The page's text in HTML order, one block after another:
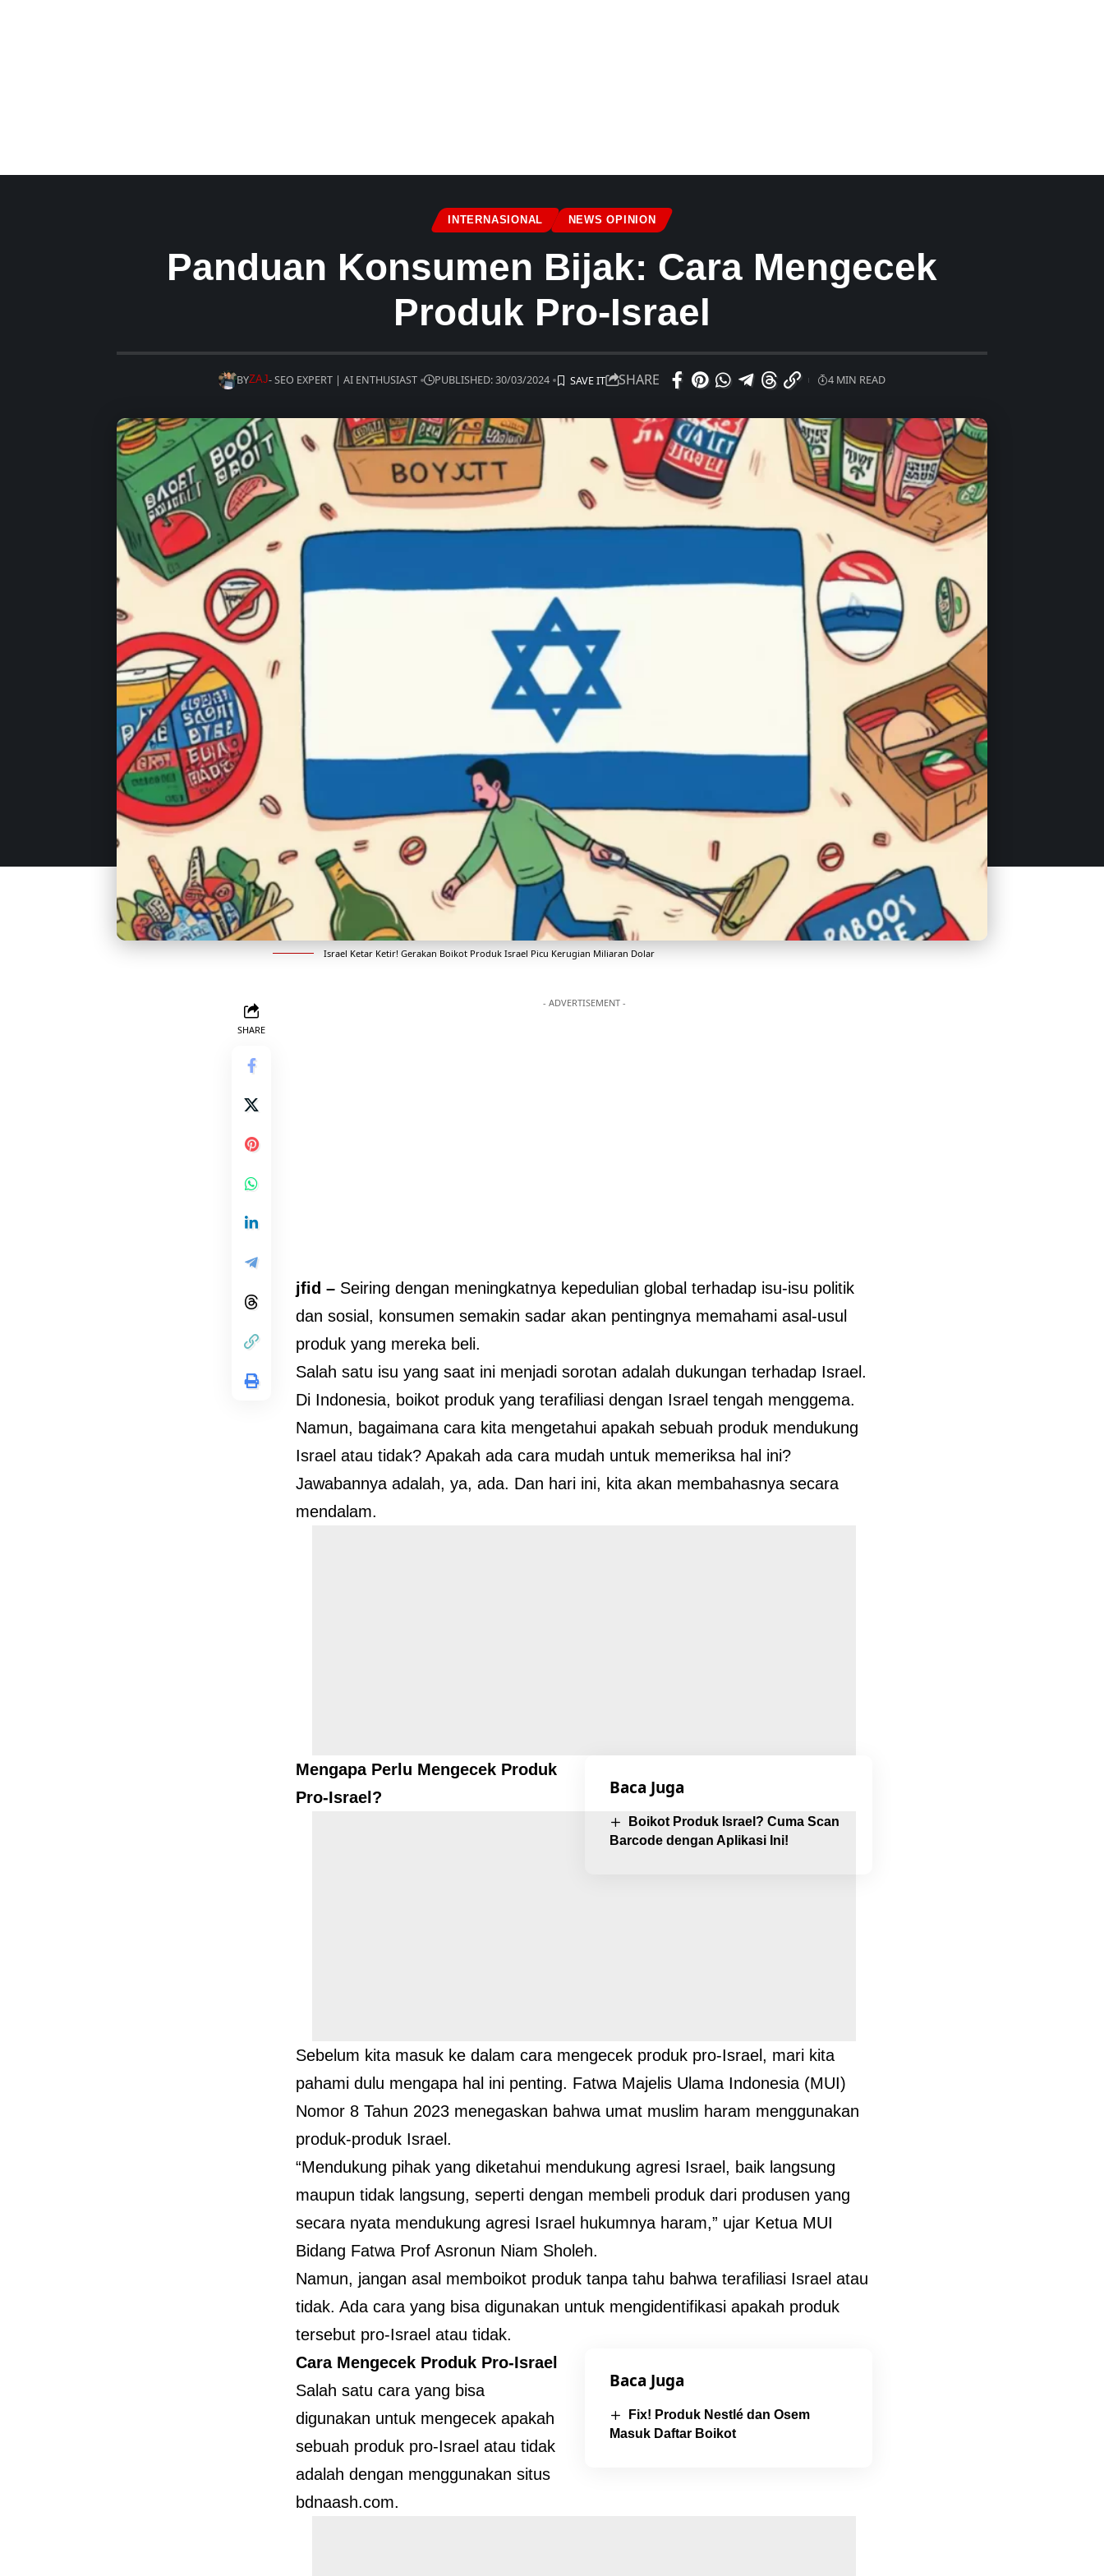
INTERNASIONAL NEWS OPINION
Panduan Konsumen Bijak: Cara Mengecek
Produk Pro-Israel
BYZAJ- SEO EXPERT | AI ENTHUSIAST PUBLISHED: 30/03/2024 SHARE 4 MIN READ
Israel Ketar Ketir! Gerakan Boikot Produk Israel Picu Kerugian Miliaran Dolar
SHARE
- ADVERTISEMENT -
jfid – Seiring dengan meningkatnya kepedulian global terhadap isu-isu politik
dan sosial, konsumen semakin sadar akan pentingnya memahami asal-usul
produk yang mereka beli.
Salah satu isu yang saat ini menjadi sorotan adalah dukungan terhadap Israel.
Di Indonesia, boikot produk yang terafiliasi dengan Israel tengah menggema.
Namun, bagaimana cara kita mengetahui apakah sebuah produk mendukung
Israel atau tidak? Apakah ada cara mudah untuk memeriksa hal ini?
Jawabannya adalah, ya, ada. Dan hari ini, kita akan membahasnya secara
mendalam.
Baca Juga
Boikot Produk Israel? Cuma Scan
Barcode dengan Aplikasi Ini!
Mengapa Perlu Mengecek Produk
Pro-Israel?
Sebelum kita masuk ke dalam cara mengecek produk pro-Israel, mari kita
pahami dulu mengapa hal ini penting. Fatwa Majelis Ulama Indonesia (MUI)
Nomor 8 Tahun 2023 menegaskan bahwa umat muslim haram menggunakan
produk-produk Israel.
“Mendukung pihak yang diketahui mendukung agresi Israel, baik langsung
maupun tidak langsung, seperti dengan membeli produk dari produsen yang
secara nyata mendukung agresi Israel hukumnya haram,” ujar Ketua MUI
Bidang Fatwa Prof Asronun Niam Sholeh.
Namun, jangan asal memboikot produk tanpa tahu bahwa terafiliasi Israel atau
tidak. Ada cara yang bisa digunakan untuk mengidentifikasi apakah produk
tersebut pro-Israel atau tidak.
Baca Juga
Fix! Produk Nestlé dan Osem
Masuk Daftar Boikot
Cara Mengecek Produk Pro-Israel
Salah satu cara yang bisa
digunakan untuk mengecek apakah
sebuah produk pro-Israel atau tidak
adalah dengan menggunakan situs
bdnaash.com.